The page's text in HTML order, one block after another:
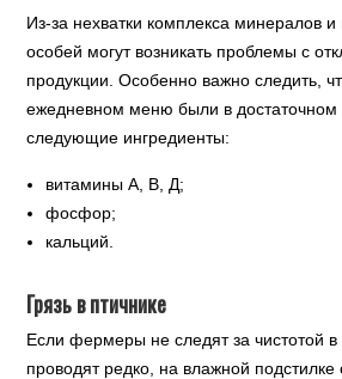
Из-за нехватки комплекса минералов и
особей могут возникать проблемы с
продукции. Особенно важно следить,
ежедневном меню были в достаточном
следующие ингредиенты:
витамины А, В, Д;
фосфор;
кальций.
Грязь в птичнике
Если фермеры не следят за чистотой в
проводят редко, на влажной подстилке